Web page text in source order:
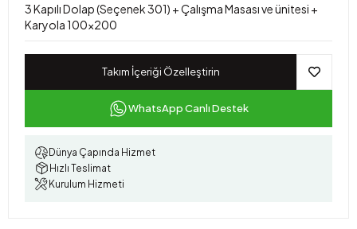
3 Kapılı Dolap (Seçenek 301) + Çalışma Masası ve ünitesi +
Karyola 100x200
Takım İçeriği Özelleştirin
WhatsApp Canlı Destek
Dünya Çapında Hizmet
Hızlı Teslimat
Kurulum Hizmeti